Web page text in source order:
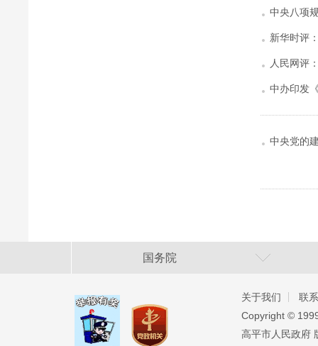
中央八项
新华时评
人民网评
中办印发
中央党的
国务院
关于我们
联
Copyright ©️
高平市人民政府